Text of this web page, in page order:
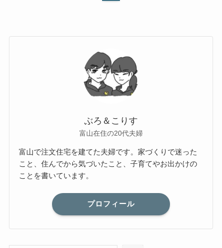
ぶろ＆こりす
富山在住の20代夫婦
富山で注文住宅を建てた夫婦です。家づくりで迷った
こと、住んでから気づいたこと、子育てやお出かけの
ことを書いています。
プロフィール